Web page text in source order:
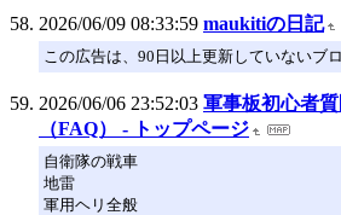
2026/06/09 08:33:59 maukitiの日記
この広告は、90日以上更新していないブ
2026/06/06 23:52:03 軍事板初心者
（FAQ） - トップページ
自衛隊の戦車
地雷
軍用ヘリ全般